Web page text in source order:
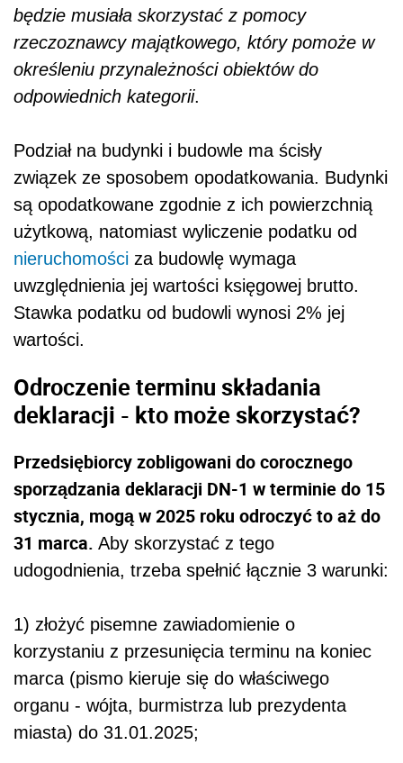
będzie musiała skorzystać z pomocy
rzeczoznawcy majątkowego, który pomoże w
określeniu przynależności obiektów do
odpowiednich kategorii.
Podział na budynki i budowle ma ścisły
związek ze sposobem opodatkowania. Budynki
są opodatkowane zgodnie z ich powierzchnią
użytkową, natomiast wyliczenie podatku od
nieruchomości za budowlę wymaga
uwzględnienia jej wartości księgowej brutto.
Stawka podatku od budowli wynosi 2% jej
wartości.
Odroczenie terminu składania
deklaracji - kto może skorzystać?
Przedsiębiorcy zobligowani do corocznego
sporządzania deklaracji DN-1 w terminie do 15
stycznia, mogą w 2025 roku odroczyć to aż do
31 marca. Aby skorzystać z tego
udogodnienia, trzeba spełnić łącznie 3 warunki:
1) złożyć pisemne zawiadomienie o
korzystaniu z przesunięcia terminu na koniec
marca (pismo kieruje się do właściwego
organu - wójta, burmistrza lub prezydenta
miasta) do 31.01.2025;